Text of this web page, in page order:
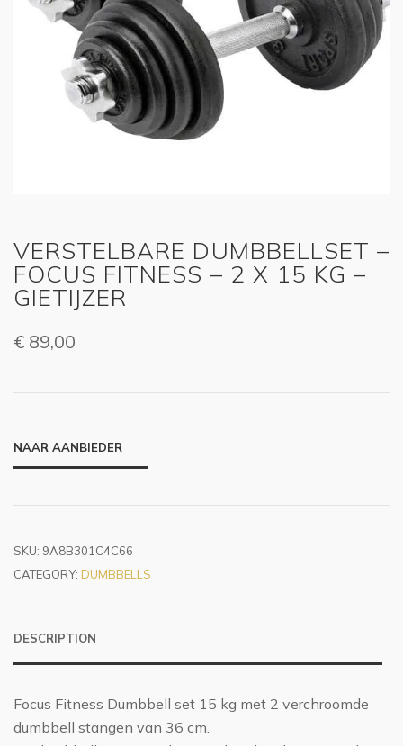
VERSTELBARE DUMBBELLSET –
FOCUS FITNESS – 2 X 15 KG –
GIETIJZER
€ 89,00
NAAR AANBIEDER
SKU: 9A8B301C4C66
CATEGORY: DUMBBELLS
DESCRIPTION
Focus Fitness Dumbbell set 15 kg met 2 verchroomde
dumbbell stangen van 36 cm.